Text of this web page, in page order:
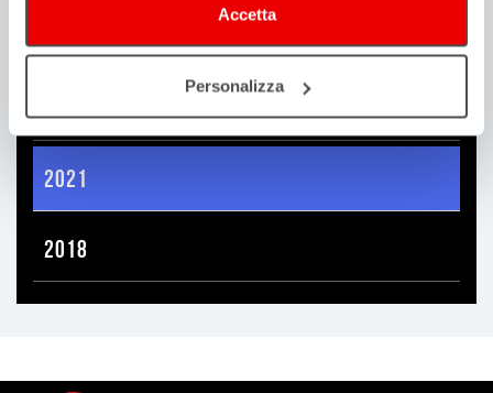
Accetta
Personalizza
2023
2021
2018